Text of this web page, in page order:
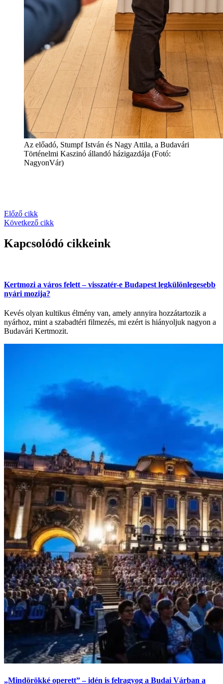
Az előadó, Stumpf István és Nagy Attila, a Budavári
Történelmi Kaszinó állandó házigazdája (Fotó:
NagyonVár)
Előző cikk
Következő cikk
Kapcsolódó cikkeink
Kertmozi a város felett – visszatér-e Budapest legkülönlegesebb
nyári mozija?
Kevés olyan kultikus élmény van, amely annyira hozzátartozik a
nyárhoz, mint a szabadtéri filmezés, mi ezért is hiányoljuk nagyon a
Budavári Kertmozit.
„Mindörökké operett” – idén is felragyog a Budai Várban a